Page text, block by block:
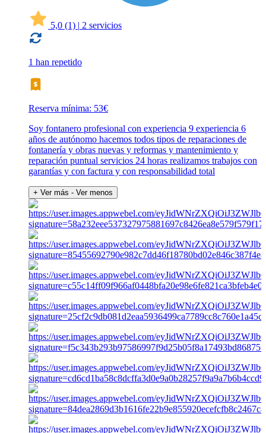
5,0 (1) | 2 servicios
1 han repetido
Reserva mínima: 53€
Soy fontanero profesional con experiencia 9 experiencia 6
años de autónomo hacemos todos tipos de reparaciones de
fontanería y obras nuevas y reformas y mantenimiento y
reparación puntual servicios 24 horas realizamos trabajos con
garantías y con factura y con responsabilidad total
+ Ver más - Ver menos